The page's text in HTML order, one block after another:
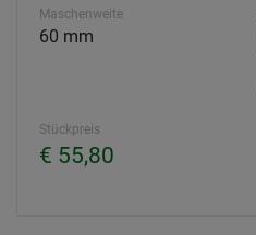
Maschenweite
60 mm
Stückpreis
€ 55,80